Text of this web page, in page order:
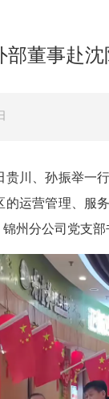
部董事赴
川、孙振举一
运营管理、服
州分公司党支